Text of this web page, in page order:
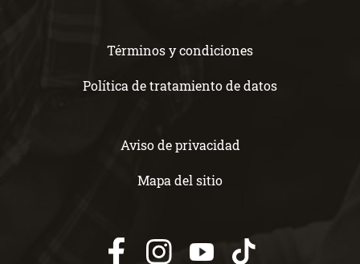
Términos y condiciones
Política de tratamiento de datos
Aviso de privacidad
Mapa del sitio